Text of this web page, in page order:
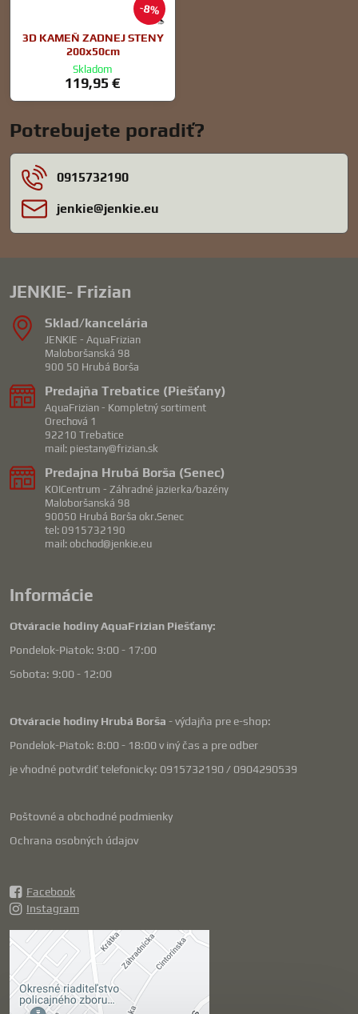
8%
3D KAMEŇ ZADNEJ STENY
200x50cm
Skladom
119,95 €
Potrebujete poradiť?
0915732190
jenkie​@jenkie​.eu
JENKIE- Frizian
Sklad/kancelária
JENKIE - AquaFrizian
Maloboršanská 98
900 50 Hrubá Borša
Predajňa Trebatice (Piešťany)
AquaFrizian - Kompletný sortiment
Orechová 1
92210 Trebatice
mail: piestany@frizian.sk
Predajna Hrubá Borša (Senec)
KOICentrum - Záhradné jazierka/bazény
Maloboršanská 98
90050 Hrubá Borša okr.Senec
tel: 0915732190
mail: obchod@jenkie.eu
Informácie
Otváracie hodiny AquaFrizian Piešťany:
Pondelok-Piatok: 9:00 - 17:00
Sobota: 9:00 - 12:00
Otváracie hodiny Hrubá Borša - výdajňa pre e-shop:
Pondelok-Piatok: 8:00 - 18:00 v iný čas a pre odber
je vhodné potvrdiť telefonicky: 0915732190 / 0904290539
Poštovné a obchodné podmienky
Ochrana osobných údajov
Facebook
Instagram
Externý obsah je
blokovaný Voľbami